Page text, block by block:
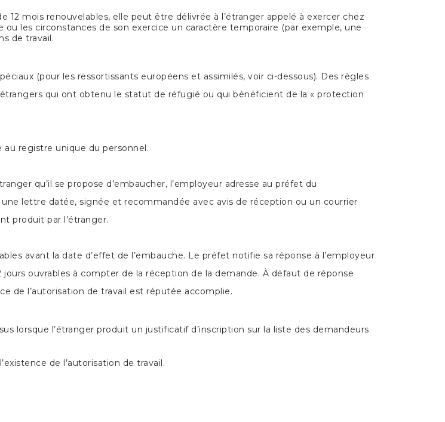
12 mois renouvelables, elle peut être délivrée à l’étranger appelé à exercer chez
les circonstances de son exercice un caractère temporaire (par exemple, une
de travail.
(pour les ressortissants européens et assimilés, voir ci-dessous). Des règles
qui ont obtenu le statut de réfugié ou qui bénéficient de la « protection
registre unique du personnel.
qu’il se propose d’embaucher, l’employeur adresse au préfet du
lettre datée, signée et recommandée avec avis de réception ou un courrier
produit par l’étranger.
avant la date d’effet de l’embauche. Le préfet notifie sa réponse à l’employeur
ouvrables à compter de la réception de la demande. À défaut de réponse
de l’autorisation de travail est réputée accomplie.
lorsque l’étranger produit un justificatif d’inscription sur la liste des demandeurs
de l’autorisation de travail.